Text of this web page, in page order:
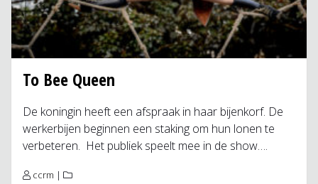
To Bee Queen
De koningin heeft een afspraak in haar bijenkorf. De
werkerbijen beginnen een staking om hun lonen te
verbeteren. Het publiek speelt mee in de show….
ccrm |